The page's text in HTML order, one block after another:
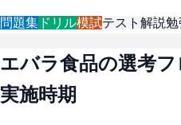
問題集 ドリル模試テスト解説勉
エバラ食品の選考
実施時期